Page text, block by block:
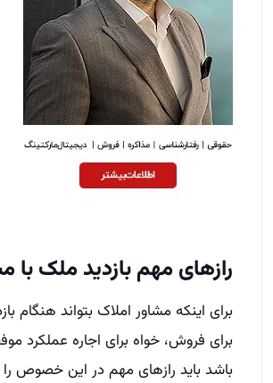
رازهای مهم بازدید ملک با
برای اینکه مشاور املاک بتواند هنگام
برای فروش، خواه برای اجاره عملکرد
باشد باید رازهای مهم در این خصوص